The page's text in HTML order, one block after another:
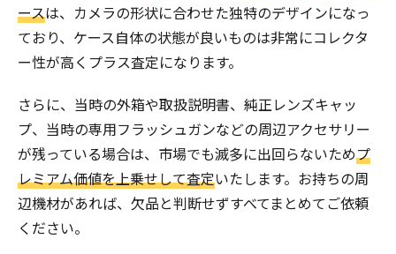
ースは、カメラの形状に合わせた独特のデザインになっ
ており、ケース自体の状態が良いものは非常にコレクタ
ー性が高くプラス査定になります。
さらに、当時の外箱や取扱説明書、純正レンズキャッ
プ、当時の専用フラッシュガンなどの周辺アクセサリー
が残っている場合は、市場でも滅多に出回らないためプ
レミアム価値を上乗せして査定いたします。お持ちの周
辺機材があれば、欠品と判断せずすべてまとめてご依頼
ください。